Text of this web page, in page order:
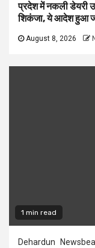
प्रदेश में नकली डेयरी
शिकंजा, ये आदेश हुआ
August 8, 2026
1 min read
Dehardun